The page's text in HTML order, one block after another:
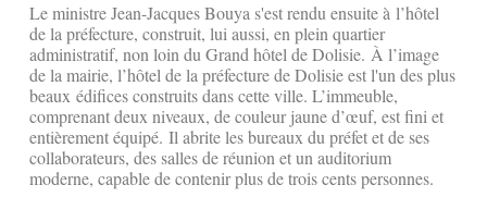
Le ministre Jean-Jacques Bouya s'est rendu ensuite à l’hôtel
de la préfecture, construit, lui aussi, en plein quartier
administratif, non loin du Grand hôtel de Dolisie. À l’image
de la mairie, l’hôtel de la préfecture de Dolisie est l'un des plus
beaux édifices construits dans cette ville. L’immeuble,
comprenant deux niveaux, de couleur jaune d’œuf, est fini et
entièrement équipé. Il abrite les bureaux du préfet et de ses
collaborateurs, des salles de réunion et un auditorium
moderne, capable de contenir plus de trois cents personnes.